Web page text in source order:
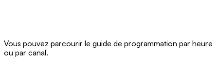
Vous pouvez parcourir le guide de programmation par heure
ou par canal.